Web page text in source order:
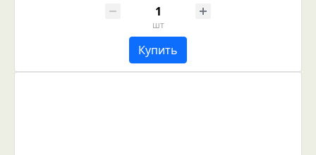
шт
Купить